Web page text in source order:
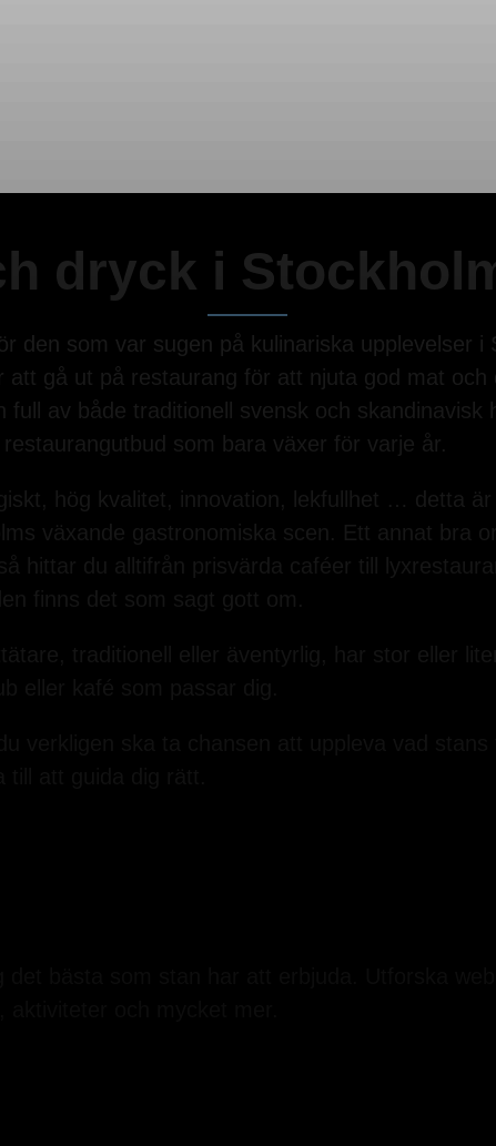
dryck i
den som var sugen på kulinariska upplevelser i
att gå ut på restaurang för att njuta god mat
full av både traditionell svensk och
som bara växer för varje år.